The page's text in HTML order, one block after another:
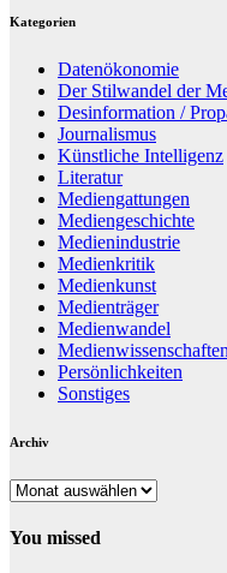
Kategorien
Datenökonomie
Der Stilwandel der
Desinformation /
Journalismus
Künstliche Intelligenz
Literatur
Mediengattungen
Mediengeschichte
Medienindustrie
Medienkritik
Medienkunst
Medienträger
Medienwandel
Medienwissenschaften
Persönlichkeiten
Sonstiges
Archiv
Archiv
You missed